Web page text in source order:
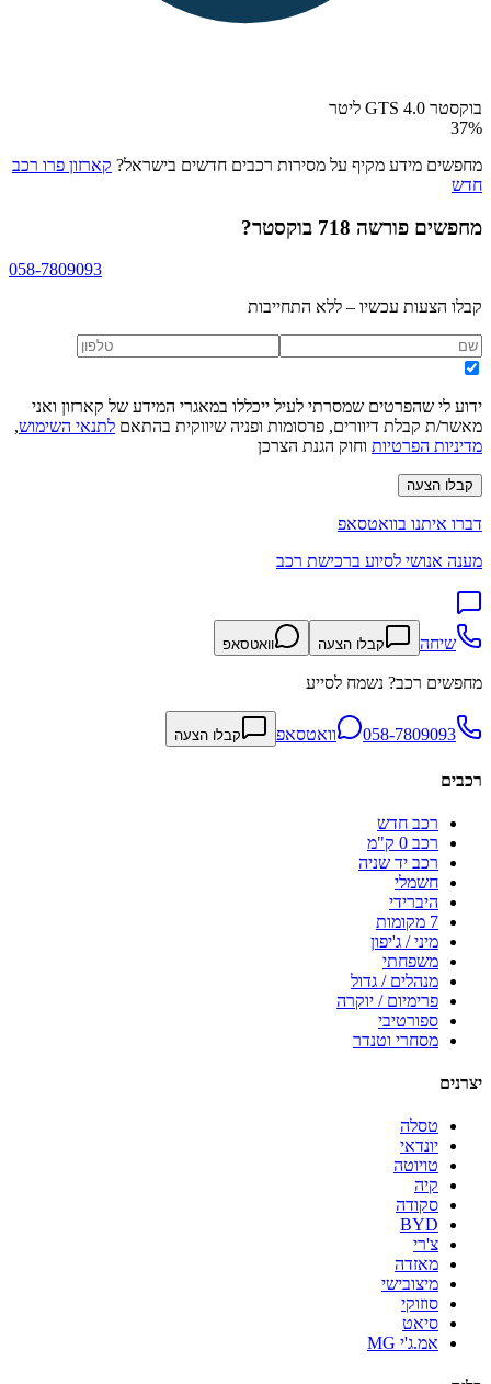
בוקסטר GTS 4.0 ליטר
37%
מחפשים מידע מקיף על מסירות רכבים חדשים בישראל? קארזון פרו רכב
חדש
מחפשים פורשה 718 בוקסטר ?
058-7809093
קבלו הצעות עכשיו – ללא התחייבות
ידוע לי שהפרטים שמסרתי לעיל ייכללו במאגרי המידע של קארזון ואני
מאשר/ת קבלת דיוורים, פרסומות ופניה שיווקית בהתאם לתנאי השימוש,
מדיניות הפרטיות וחוק הגנת הצרכן
קבלו הצעה
דברו איתנו בוואטסאפ
מענה אנושי לסיוע ברכישת רכב
שיחה קבלו הצעה וואטסאפ
מחפשים רכב? נשמח לסייע
058-7809093 וואטסאפ קבלו הצעה
רכבים
רכב חדש
רכב 0 ק"מ
רכב יד שניה
חשמלי
היברידי
7 מקומות
מיני / ג'יפון
משפחתי
מנהלים / גדול
פרימיום / יוקרה
ספורטיבי
מסחרי וטנדר
יצרנים
טסלה
יונדאי
טויוטה
קיה
סקודה
BYD
צ'רי
מאזדה
מיצובישי
סוזוקי
סיאט
אמ.ג'י MG